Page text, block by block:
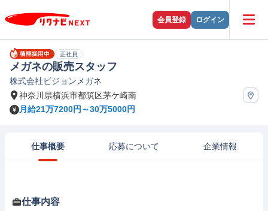
会員登録 ログイン
正社員
メガネの販売スタッフ
株式会社ビジョンメガネ
神奈川県横浜市都筑区茅ケ崎南
月給21万7200円～30万5000円
仕事概要 応募について 企業情報
仕事内容